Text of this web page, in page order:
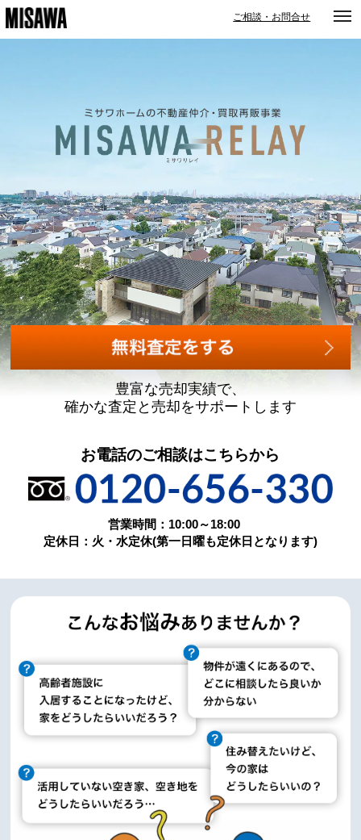
ご相談・お問合せ
豊富な売却実績で、
確かな査定と売却をサポートします
お電話のご相談はこちらから
営業時間：10:00～18:00
定休日：火・水定休(第一日曜も定休日となります)